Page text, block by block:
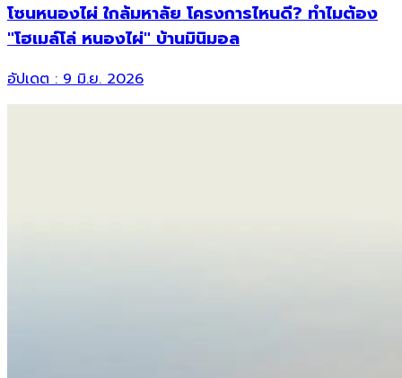
โซนหนองไผ่ ใกล้มหาลัย โครงการไหนดี? ทำไมต้อง
"โฮเมล์โล่ หนองไผ่" บ้านมินิมอล
อัปเดต :9 มิ.ย. 2026